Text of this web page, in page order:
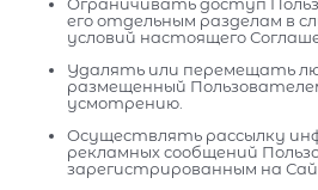
Ограничивать доступ
его отдельным разделам в
условий настоящего
Удалять или перемещать
размещенный
усмотрению.
Осуществлять рассылку
рекламных сообщений
зарегистрированным на